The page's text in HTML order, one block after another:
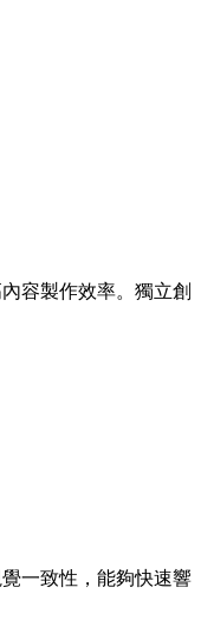
容製作效率。獨立創
一致性，能夠快速響